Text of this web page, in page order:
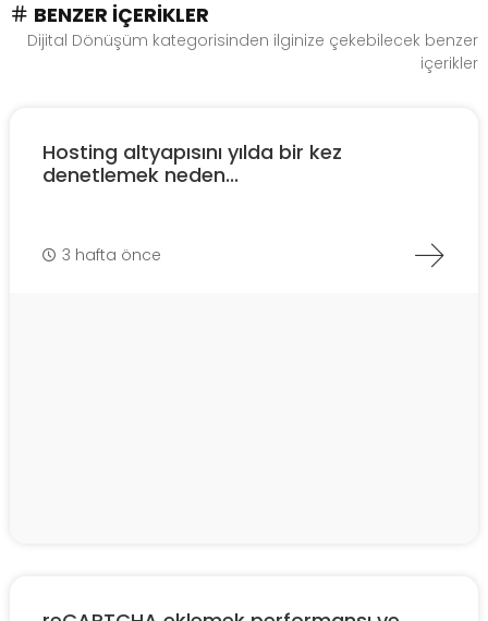
BENZER İÇERIKLER
Dijital Dönüşüm kategorisinden ilginize çekebilecek benzer
içerikler
Hosting altyapısını yılda bir kez
denetlemek neden...
3 hafta önce